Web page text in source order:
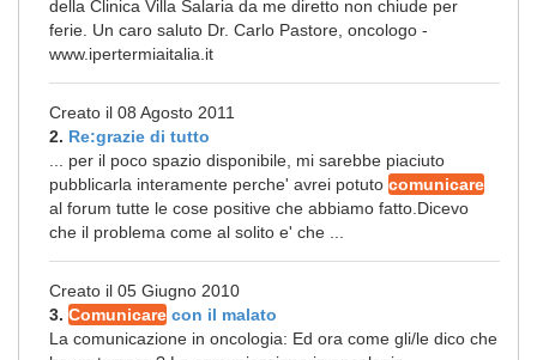
della Clinica Villa Salaria da me diretto non chiude per
ferie. Un caro saluto Dr. Carlo Pastore, oncologo -
www.ipertermiaitalia.it
Creato il 08 Agosto 2011
2. Re:grazie di tutto
... per il poco spazio disponibile, mi sarebbe piaciuto
pubblicarla interamente perche' avrei potuto comunicare
al forum tutte le cose positive che abbiamo fatto.Dicevo
che il problema come al solito e' che ...
Creato il 05 Giugno 2010
3. Comunicare con il malato
La comunicazione in oncologia: Ed ora come gli/le dico che